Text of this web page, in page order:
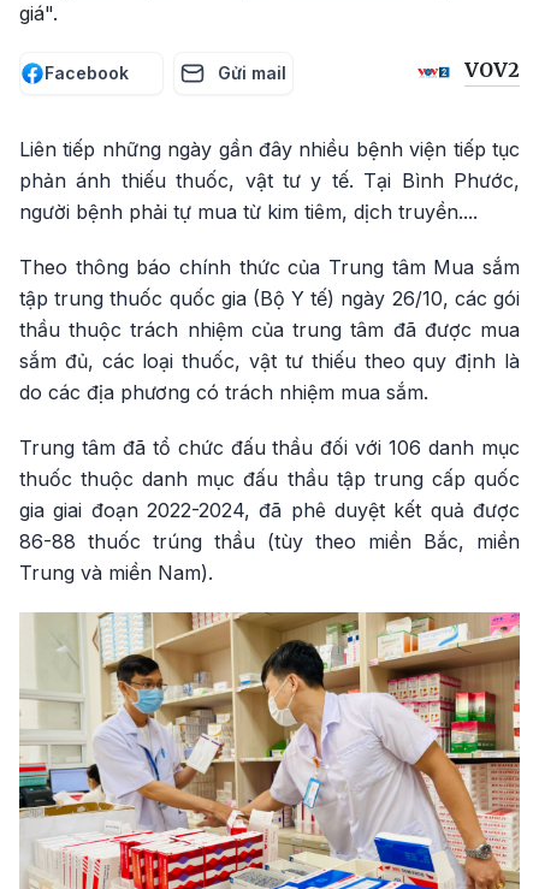
giá".
Facebook Gửi mail VOV2
Liên tiếp những ngày gần đây nhiều bệnh viện tiếp tục
phản ánh thiếu thuốc, vật tư y tế. Tại Bình Phước,
người bệnh phải tự mua từ kim tiêm, dịch truyền....
Theo thông báo chính thức của Trung tâm Mua sắm
tập trung thuốc quốc gia (Bộ Y tế) ngày 26/10, các gói
thầu thuộc trách nhiệm của trung tâm đã được mua
sắm đủ, các loại thuốc, vật tư thiếu theo quy định là
do các địa phương có trách nhiệm mua sắm.
Trung tâm đã tổ chức đấu thầu đối với 106 danh mục
thuốc thuộc danh mục đấu thầu tập trung cấp quốc
gia giai đoạn 2022-2024, đã phê duyệt kết quả được
86-88 thuốc trúng thầu (tùy theo miền Bắc, miền
Trung và miền Nam).